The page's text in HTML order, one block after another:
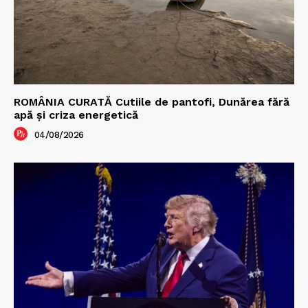
ROMÂNIA CURATĂ Cutiile de pantofi, Dunărea fără
apă și criza energetică
04/08/2026